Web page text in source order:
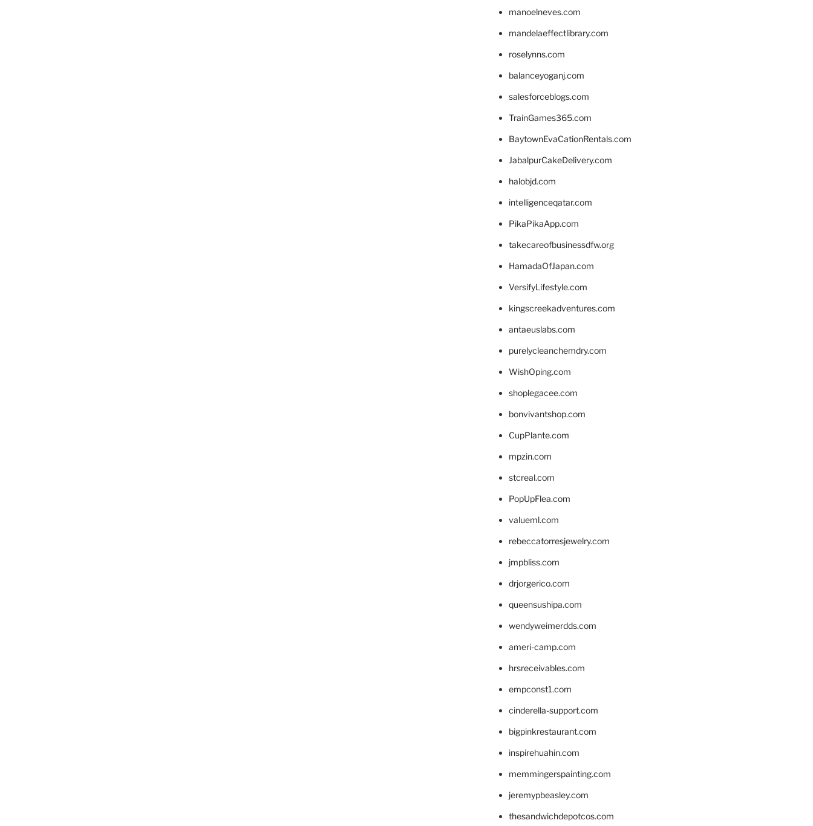
manoelneves.com
mandelaeffectlibrary.com
roselynns.com
balanceyoganj.com
salesforceblogs.com
TrainGames365.com
BaytownEvaCationRentals.com
JabalpurCakeDelivery.com
halobjd.com
intelligenceqatar.com
PikaPikaApp.com
takecareofbusinessdfw.org
HamadaOfJapan.com
VersifyLifestyle.com
kingscreekadventures.com
antaeuslabs.com
purelycleanchemdry.com
WishOping.com
shoplegacee.com
bonvivantshop.com
CupPlante.com
mpzin.com
stcreal.com
PopUpFlea.com
valueml.com
rebeccatorresjewelry.com
jmpbliss.com
drjorgerico.com
queensushipa.com
wendyweimerdds.com
ameri-camp.com
hrsreceivables.com
empconst1.com
cinderella-support.com
bigpinkrestaurant.com
inspirehuahin.com
memmingerspainting.com
jeremypbeasley.com
thesandwichdepotcos.com